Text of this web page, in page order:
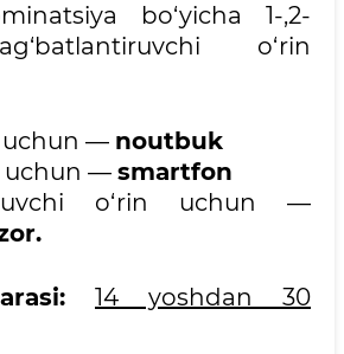
bo‘yicha 1-,2-
o‘rin
uchun — noutbuk
uchun — smartfon
o‘rin uchun —
14 yoshdan 30